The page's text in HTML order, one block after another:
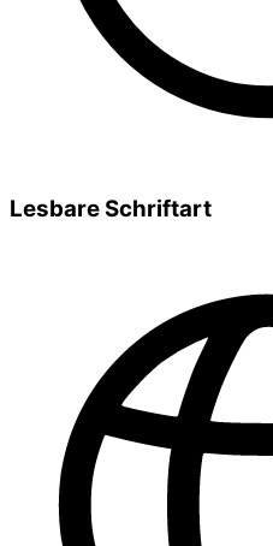
Lesbare Schriftart